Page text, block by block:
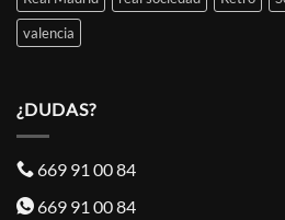
valencia
¿DUDAS?
669 91 00 84
669 91 00 84